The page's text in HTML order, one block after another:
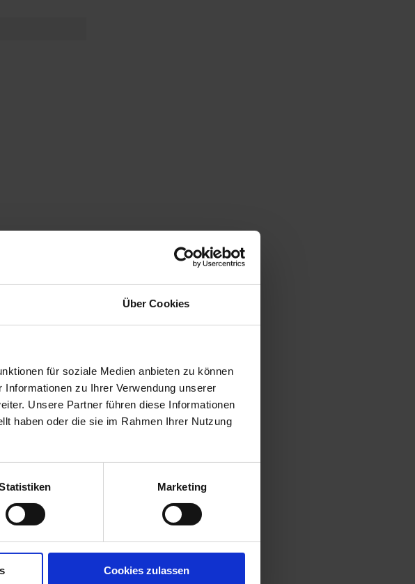
Über Cookies
für soziale Medien anbieten zu können
zu Ihrer Verwendung unserer
Unsere Partner führen diese Informationen
haben oder die sie im Rahmen Ihrer Nutzung
Marketing
Cookies zulassen